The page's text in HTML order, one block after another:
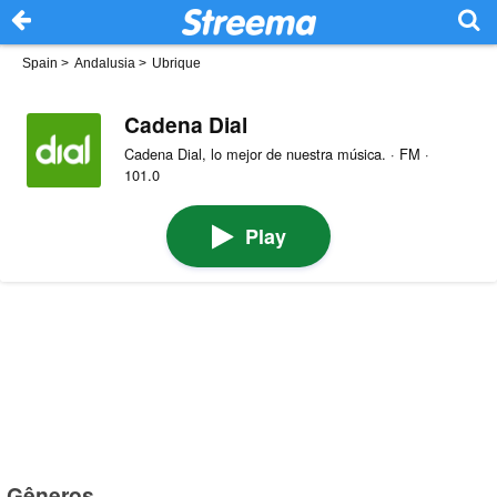
Spain > Andalusia > Ubrique
Cadena Dial
Cadena Dial, lo mejor de nuestra música. · FM ·
101.0
Play